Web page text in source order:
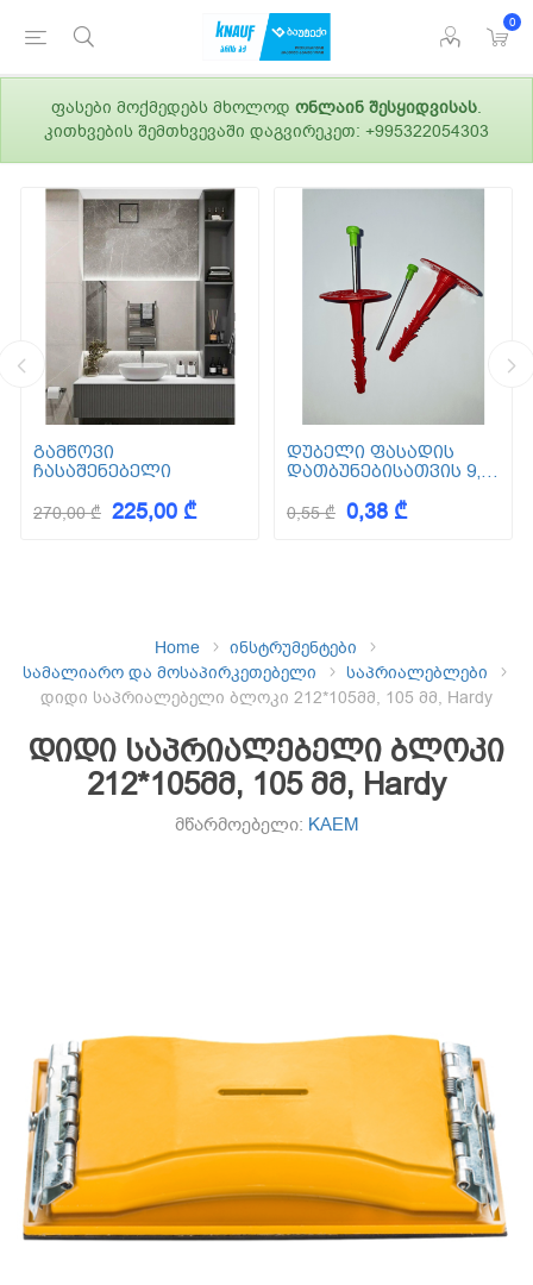
0
ფასები მოქმედებს მხოლოდ ონლაინ შესყიდვისას.
კითხვების შემთხვევაში დაგვირეკეთ: +995322054303
გამწოვი
ჩასაშენებელი
270,00 ₾ 225,00 ₾
დუბელი ფასადის
დათბუნებისათვის 9,5
0,55 ₾ 0,38 ₾
Home
ინსტრუმენტები
სამალიარო და მოსაპირკეთებელი
საპრიალებლები
დიდი საპრიალებელი ბლოკი 212*105მმ, 105 მმ, Hardy
დიდი საპრიალებელი ბლოკი
212*105მმ, 105 მმ, Hardy
მწარმოებელი: KAEM